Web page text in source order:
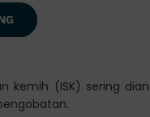
kemih (ISK) sering